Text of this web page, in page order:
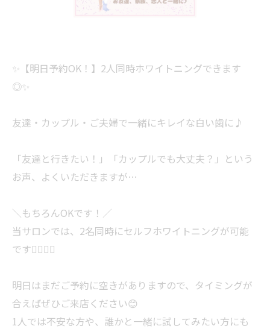
✨【明日予約OK！】2人同時ホワイトニングできます
◎✨
友達・カップル・ご夫婦で一緒にキレイな白い歯に♪
「友達と行きたい！」「カップルでも大丈夫？」という
お声、よくいただきますが…
＼もちろんOKです！／
当サロンでは、2名同時にセルフホワイトニングが可能
です🙆‍♀️🙆‍♂️
明日はまだご予約に空きがありますので、タイミングが
合えばぜひご来店ください😊
1人では不安な方や、誰かと一緒に試してみたい方にも